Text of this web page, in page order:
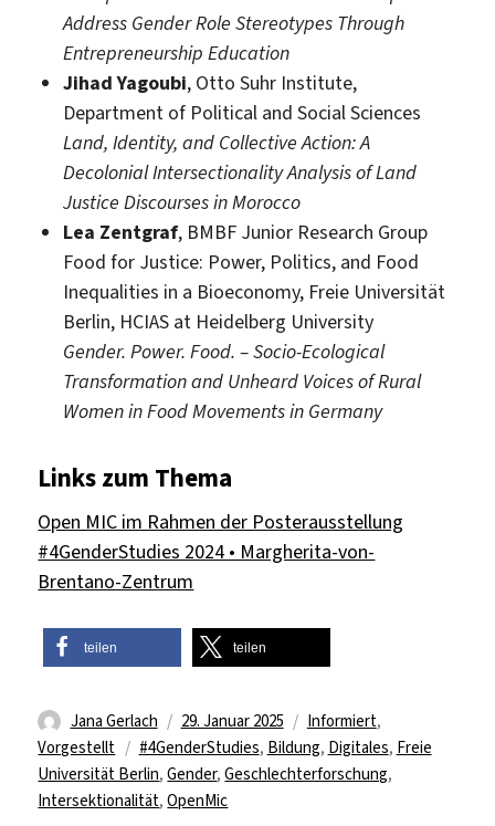
Address Gender Role Stereotypes Through
Entrepreneurship Education
Jihad Yagoubi, Otto Suhr Institute,
Department of Political and Social Sciences
Land, Identity, and Collective Action: A
Decolonial Intersectionality Analysis of Land
Justice Discourses in Morocco
Lea Zentgraf, BMBF Junior Research Group
Food for Justice: Power, Politics, and Food
Inequalities in a Bioeconomy, Freie Universität
Berlin, HCIAS at Heidelberg University
Gender. Power. Food. – Socio-Ecological
Transformation and Unheard Voices of Rural
Women in Food Movements in Germany
Links zum Thema
Open MIC im Rahmen der Posterausstellung
#4GenderStudies 2024 • Margherita-von-
Brentano-Zentrum
teilen teilen
Autor
Jana Gerlach
Veröffentlicht
am
29. Januar 2025 Kategorien
Informiert,
Vorgestellt
Schlagwörter
#4GenderStudies, Bildung, Digitales, Freie
Universität Berlin,Gender,Geschlechterforschung,
Intersektionalität,OpenMic